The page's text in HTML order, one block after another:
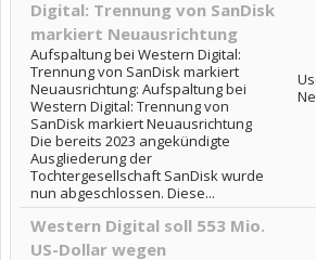
Digital: Trennung von SanDisk
markiert Neuausrichtung
Aufspaltung bei Western Digital:
Trennung von SanDisk markiert
Neuausrichtung: Aufspaltung bei
Western Digital: Trennung von
SanDisk markiert Neuausrichtung
Die bereits 2023 angekündigte
Ausgliederung der
Tochtergesellschaft SanDisk wurde
nun abgeschlossen. Diese...
Western Digital soll 553 Mio.
US-Dollar wegen